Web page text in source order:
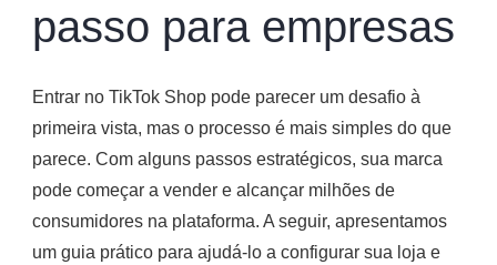
passo para empresas
Entrar no TikTok Shop pode parecer um desafio à
primeira vista, mas o processo é mais simples do que
parece. Com alguns passos estratégicos, sua marca
pode começar a vender e alcançar milhões de
consumidores na plataforma. A seguir, apresentamos
um guia prático para ajudá-lo a configurar sua loja e